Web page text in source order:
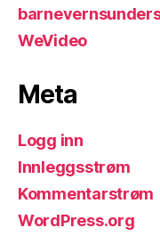
WeVideo
Meta
Logg inn
Innleggsstrøm
Kommentarstrøm
WordPress.org